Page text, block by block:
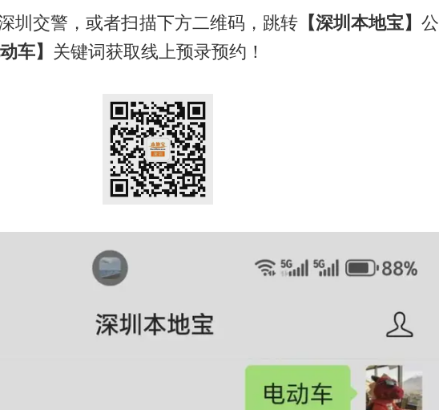
圳交警，或者扫描下方二维码，跳转【深圳本地宝】公
车】 关键词获取线上预录预约！